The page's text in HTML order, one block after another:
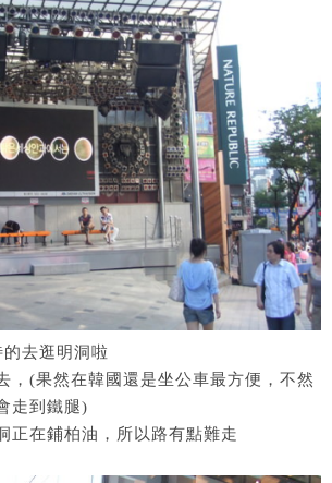
去逛明洞啦
，(果然在韓國還是坐公車最方便，不然
走到鐵腿)
正在鋪柏油，所以路有點難走